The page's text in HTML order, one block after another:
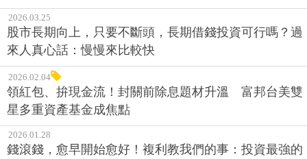
2026.03.25
股市長期向上，只要不斷頭，長期借錢投資可行嗎？過
來人真心話：慢慢來比較快
2026.02.04
領紅包、拚現金流！封關前除息題材升溫 富邦台美雙
星多重資產基金成焦點
2026.01.28
錢滾錢，愈早開始愈好！複利教我們的事：投資最強的